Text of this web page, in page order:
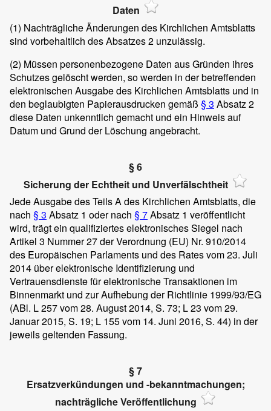
Daten
(1) Nachträgliche Änderungen des Kirchlichen Amtsblatts
sind vorbehaltlich des Absatzes 2 unzulässig.
(2) Müssen personenbezogene Daten aus Gründen ihres
Schutzes gelöscht werden, so werden in der betreffenden
elektronischen Ausgabe des Kirchlichen Amtsblatts und in
den beglaubigten Papierausdrucken gemäß § 3 Absatz 2
diese Daten unkenntlich gemacht und ein Hinweis auf
Datum und Grund der Löschung angebracht.
§ 6
Sicherung der Echtheit und Unverfälschtheit
Jede Ausgabe des Teils A des Kirchlichen Amtsblatts, die
nach § 3 Absatz 1 oder nach § 7Absatz 1 veröffentlicht
wird, trägt ein qualifiziertes elektronisches Siegel nach
Artikel 3 Nummer 27 der Verordnung (EU) Nr. 910/2014
des Europäischen Parlaments und des Rates vom 23. Juli
2014 über elektronische Identifizierung und
Vertrauensdienste für elektronische Transaktionen im
Binnenmarkt und zur Aufhebung der Richtlinie 1999/93/EG
(ABl. L 257 vom 28. August 2014, S. 73; L 23 vom 29.
Januar 2015, S. 19; L 155 vom 14. Juni 2016, S. 44) in der
jeweils geltenden Fassung.
§ 7
Ersatzverkündungen und -bekanntmachungen;
nachträgliche Veröffentlichung